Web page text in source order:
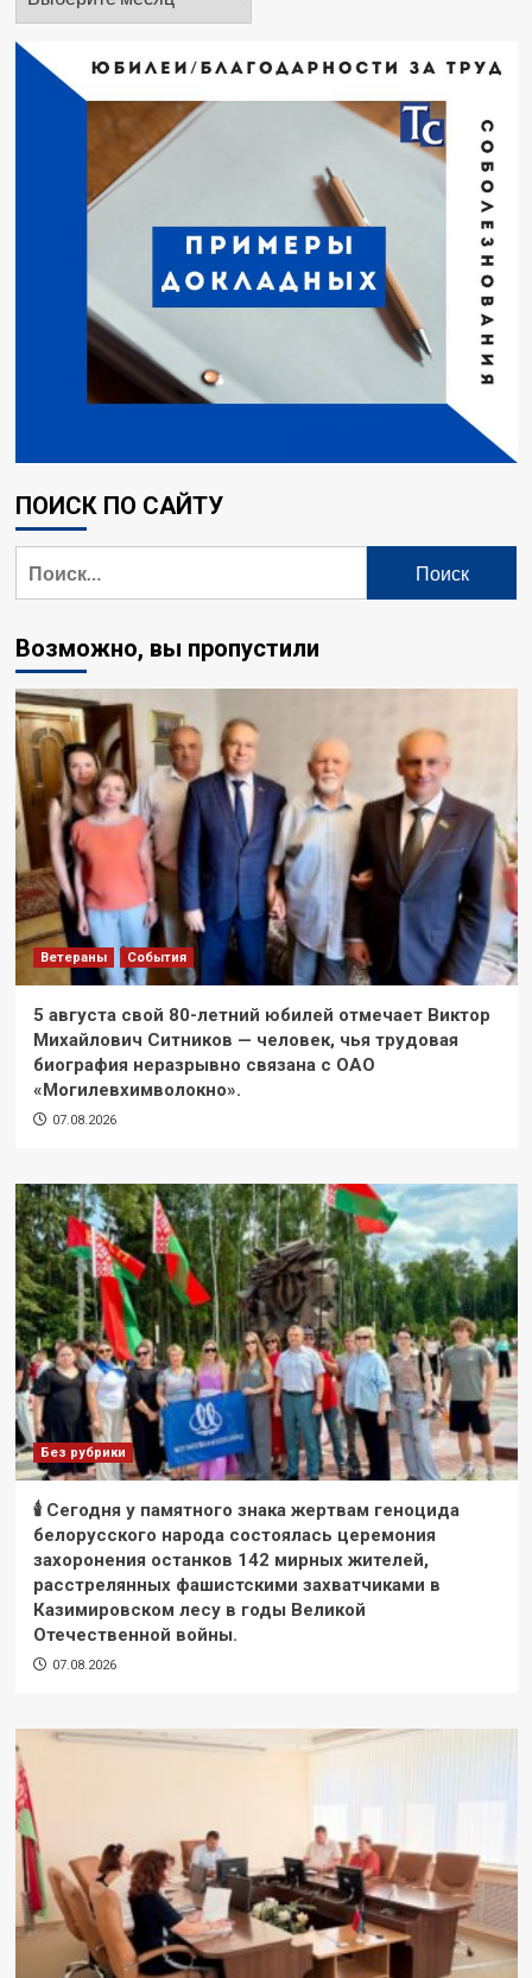
ПОИСК ПО САЙТУ
Возможно, вы пропустили
Ветераны События
5 августа свой 80-летний юбилей отмечает Виктор
Михайлович Ситников — человек, чья трудовая
биография неразрывно связана с ОАО
«Могилевхимволокно».
07.08.2026
Без рубрики
🕯 Сегодня у памятного знака жертвам геноцида
белорусского народа состоялась церемония
захоронения останков 142 мирных жителей,
расстрелянных фашистскими захватчиками в
Казимировском лесу в годы Великой
Отечественной войны.
07.08.2026